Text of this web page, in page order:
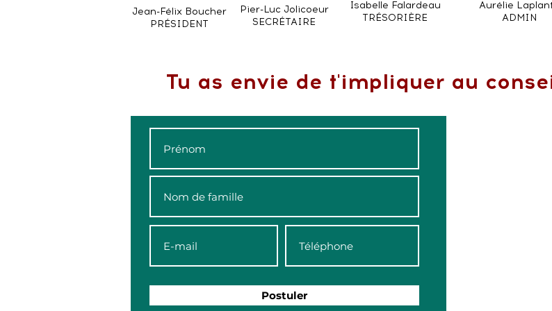
Jean-Félix Boucher
PRÉSIDENT
Isabelle Falardeau
TRÉSORIÈRE
Pier-Luc Jolicoeur
SECRÉTAIRE
Aurélie
ADMIN
Tu as envie de t'impliquer au
Postuler